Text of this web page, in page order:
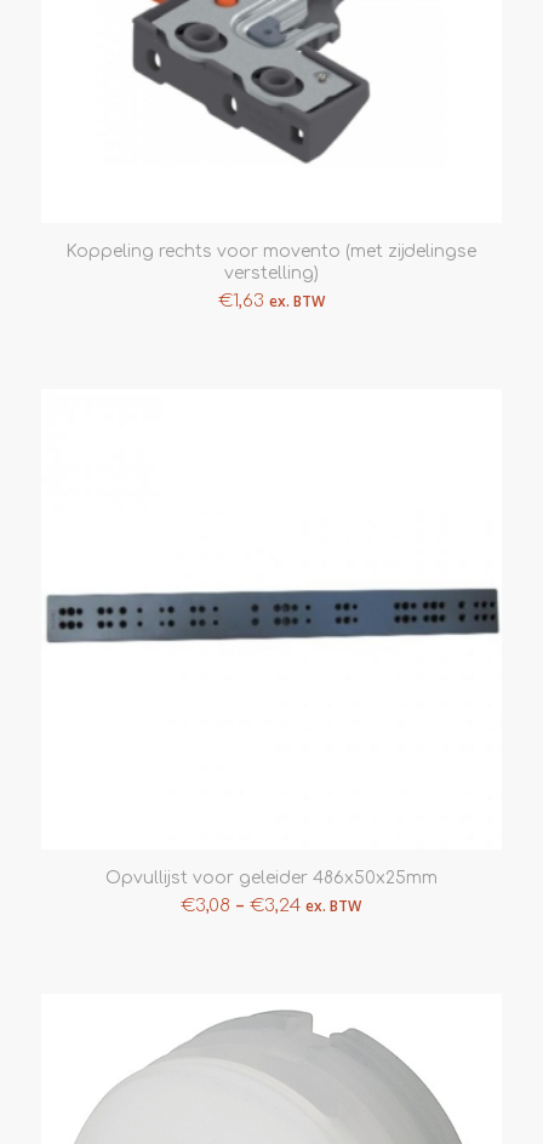
Koppeling rechts voor movento (met zijdelingse
verstelling)
€1,63 ex. BTW
Opvullijst voor geleider 486x50x25mm
€3,08 –€3,24 ex. BTW